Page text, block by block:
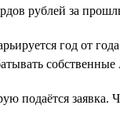
рублей за
год от
подаётся заявка.